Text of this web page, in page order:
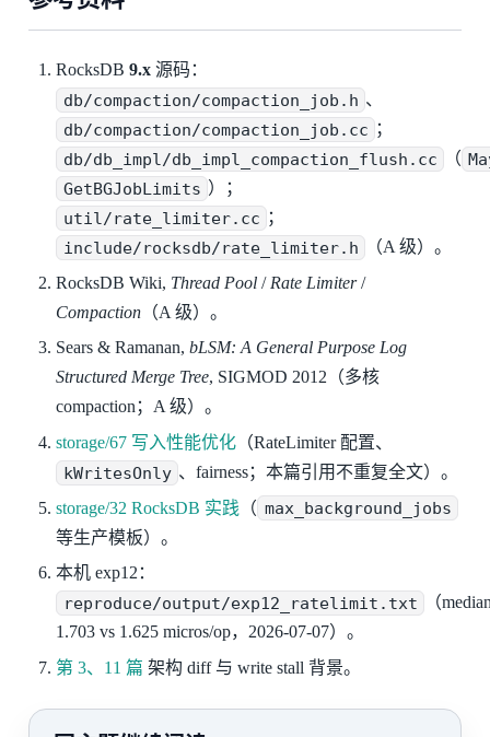
RocksDB9.x 源码：
db/compaction/compaction_job.h 、
db/compaction/compaction_job.cc ；
db/db_impl/db_impl_compaction_flush.cc （
GetBGJobLimits ）；
util/rate_limiter.cc ；
include/rocksdb/rate_limiter.h
（A 级）。
RocksDB Wiki, Thread Pool / Rate Limiter/
Compaction （A 级）。
Sears & Ramanan,bLSM: A General Purpose Log
Structured Merge Tree, SIGMOD 2012（多核
compaction；A 级）。
storage/67 写入性能优化 （RateLimiter 配置、
kWritesOnly 、fairness；本篇引用不重复全文）。
storage/32 RocksDB 实践 （ max_background_jobs
等生产模板）。
本机 exp12：
reproduce/output/exp12_ratelimit.txt
（
1.703 vs 1.625 micros/op，2026-07-07）。
第 3、11 篇 架构 diff 与 write stall 背景。